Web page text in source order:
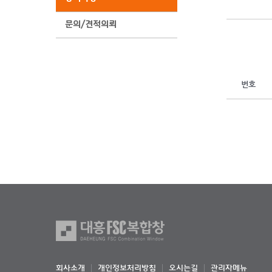
번호
문의/견적의뢰
회사소개 개인정보처리방침 오시는길 관리자메뉴